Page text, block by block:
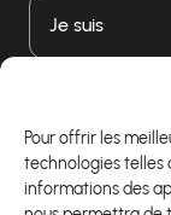
Pour offrir les
technologies telles
informations des
Je suis
Téléchargez